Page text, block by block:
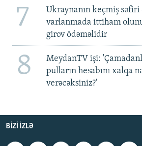
7
Ukraynanın keçmiş səfiri
varlanmada ittiham
girov ödəməlidir
8
MeydanTV işi:
pulların hesabını xalqa
verəcəksiniz?'
BIZI IZLƏ